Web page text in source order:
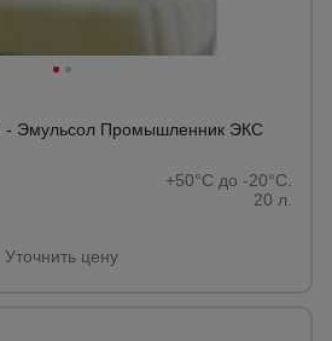
- Эмульсол Промышленник ЭКС
+50°C до -20°C.
20 л.
Уточнить цену